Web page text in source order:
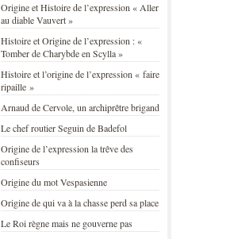
Origine et Histoire de l’expression « Aller
au diable Vauvert »
Histoire et Origine de l’expression : «
Tomber de Charybde en Scylla »
Histoire et l’origine de l’expression « faire
ripaille »
Arnaud de Cervole, un archiprêtre brigand
Le chef routier Seguin de Badefol
Origine de l’expression la trêve des
confiseurs
Origine du mot Vespasienne
Origine de qui va à la chasse perd sa place
Le Roi règne mais ne gouverne pas